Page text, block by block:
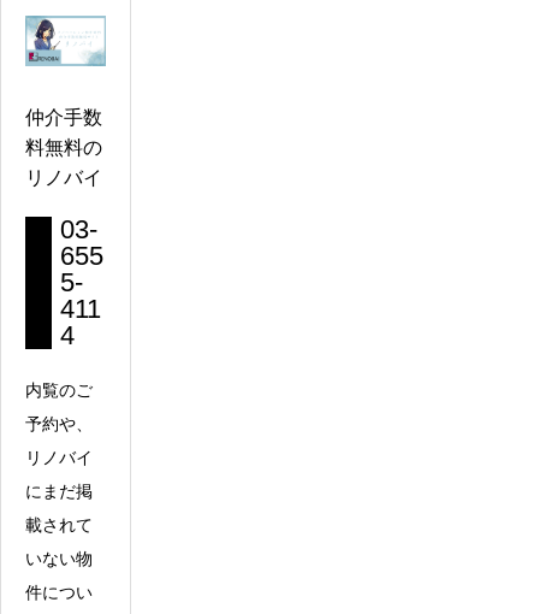
仲介手数
料無料の
リノバイ
03-
655
5-
411
4
内覧のご
予約や、
リノバイ
にまだ掲
載されて
いない物
件につい